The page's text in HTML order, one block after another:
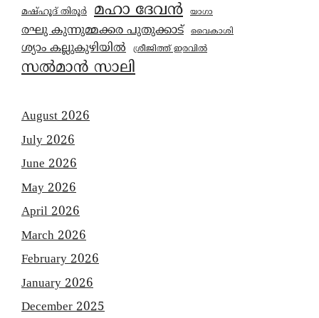
മഷ്ഹൂദ് തിരൂർ
മഹാ ദേവൻ യാഗാ
രഘു കുന്നുമ്മക്കര പുതുക്കാട് വൈകാശി
ശ്യാം കല്ലുകുഴിയിൽ ശ്രീജിത്ത് ഇരവിൽ
സൽമാൻ സാലി
August 2026
July 2026
June 2026
May 2026
April 2026
March 2026
February 2026
January 2026
December 2025